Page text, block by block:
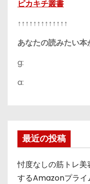
ピカキチ叢書
↑↑↑↑↑↑↑↑↑↑↑↑↑
あなたの読みたい本
g:
a:
最近の投稿
忖度なしの筋トレ
するAmazonプライ